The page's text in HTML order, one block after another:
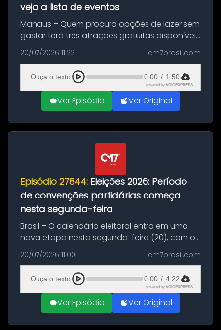
veja a lista de eventos
Manaus – Quem procura opções de lazer sem
gastar terá três atrações gratuitas disponíveis
entre esta segunda-feira (20) e quinta-feira
(23). A programação inclui uma exposição
dedicada à história das ...
20/07/2026 11:22 cm7brasil.com
Ouça o texto 0:00 / 1:50
powered by VOICEXPRESS
Ver Episódio Ver Original
Episódio 27844: Eleições 2026: Período
de convenções partidárias começa
nesta segunda-feira
Brasil – O calendário eleitoral entra em uma
nova etapa nesta segunda-feira (20), com o
início do período destinado às convenções
partidárias. Até 5 de agosto, partidos e
federações poderão oficializa...
20/07/2026 11:00 cm7brasil.com
Ouça o texto 0:00 / 4:22
powered by VOICEXPRESS
Ver Episódio Ver Original